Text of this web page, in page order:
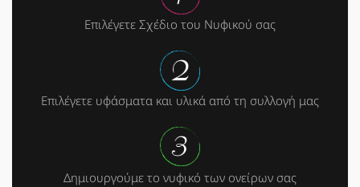
Επιλέγετε Σχέδιο του Νυφικού σας
Επιλέγετε υφάσματα και υλικά από τη συλλογή μας
Δημιουργούμε το νυφικό των ονείρων σας